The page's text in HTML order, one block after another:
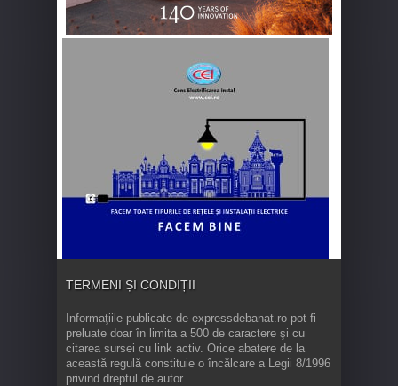
TERMENI ȘI CONDIȚII
Informaţiile publicate de expressdebanat.ro pot fi
preluate doar în limita a 500 de caractere şi cu
citarea sursei cu link activ. Orice abatere de la
această regulă constituie o încălcare a Legii 8/1996
privind dreptul de autor.